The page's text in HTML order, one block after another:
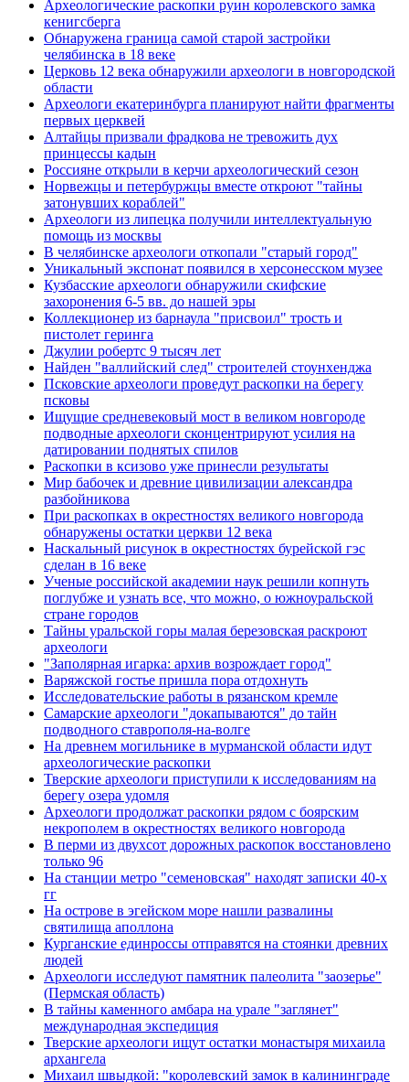
Археологические раскопки руин королевского замка
кенигсберга
Обнаружена граница самой старой застройки
челябинска в 18 веке
Церковь 12 века обнаружили археологи в новгородской
области
Археологи екатеринбурга планируют найти фрагменты
первых церквей
Алтайцы призвали фрадкова не тревожить дух
принцессы кадын
Россияне открыли в керчи археологический сезон
Норвежцы и петербуржцы вместе откроют "тайны
затонувших кораблей"
Археологи из липецка получили интеллектуальную
помощь из москвы
В челябинске археологи откопали "старый город"
Уникальный экспонат появился в херсонесском музее
Кузбасские археологи обнаружили скифские
захоронения 6-5 вв. до нашей эры
Коллекционер из барнаула "присвоил" трость и
пистолет геринга
Джулии робертс 9 тысяч лет
Найден "валлийский след" строителей стоунхенджа
Псковские археологи проведут раскопки на берегу
псковы
Ищущие средневековый мост в великом новгороде
подводные археологи сконцентрируют усилия на
датировании поднятых спилов
Раскопки в ксизово уже принесли результаты
Мир бабочек и древние цивилизации александра
разбойникова
При раскопках в окрестностях великого новгорода
обнаружены остатки церкви 12 века
Наскальный рисунок в окрестностях бурейской гэс
сделан в 16 веке
Ученые российской академии наук решили копнуть
поглубже и узнать все, что можно, о южноуральской
стране городов
Тайны уральской горы малая березовская раскроют
археологи
"Заполярная игарка: архив возрождает город"
Варяжской гостье пришла пора отдохнуть
Исследовательские работы в рязанском кремле
Самарские археологи "докапываются" до тайн
подводного ставрополя-на-волге
На древнем могильнике в мурманской области идут
археологические раскопки
Тверские археологи приступили к исследованиям на
берегу озера удомля
Археологи продолжат раскопки рядом с боярским
некрополем в окрестностях великого новгорода
В перми из двухсот дорожных раскопок восстановлено
только 96
На станции метро "семеновская" находят записки 40-х
гг
На острове в эгейском море нашли развалины
святилища аполлона
Курганские единроссы отправятся на стоянки древних
людей
Археологи исследуют памятник палеолита "заозерье"
(Пермская область)
В тайны каменного амбара на урале "заглянет"
международная экспедиция
Тверские археологи ищут остатки монастыря михаила
архангела
Михаил швыдкой: "королевский замок в калининграде